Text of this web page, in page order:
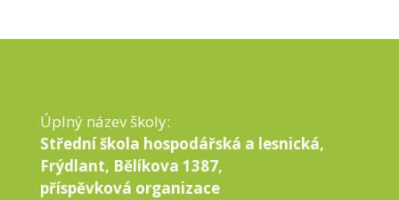
Úplný název školy:
Střední škola hospodářská a lesnická,
Frýdlant, Bělíkova 1387,
příspěvková organizace